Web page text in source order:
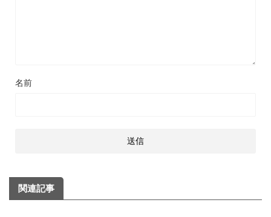
名前
関連記事